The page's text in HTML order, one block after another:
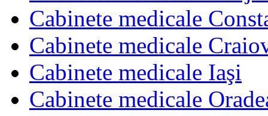
Cabinete medicale
Cabinete medicale
Cabinete medicale Iaşi
Cabinete medicale